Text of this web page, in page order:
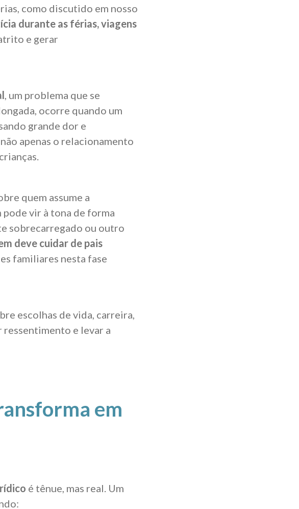
como discutido em nosso
durante as férias,viagens
e gerar
, um problema que se
ocorre quando um
grande dor e
apenas o relacionamento
quem assume a
vir à tona de forma
sobrecarregado ou outro
deve cuidar de pais
familiares nesta fase
escolhas de vida, carreira,
e levar a
em
é tênue, mas real. Um